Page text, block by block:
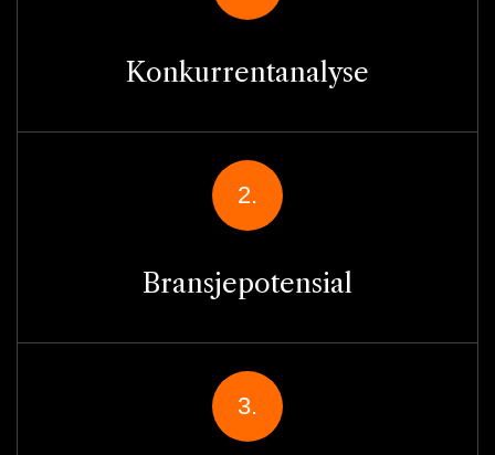
Konkurrentanalyse
2.
Bransjepotensial
3.